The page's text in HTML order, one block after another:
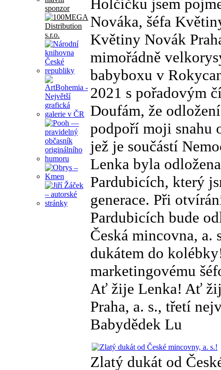
sponzor
Holčičku jsem
Nováka, šéfa
Květiny Novák
mimořádně
babyboxu v
2021 s pořadovým
Doufám, že
podpoří moji snahu
jež je součástí
Lenka byla
Pardubicích, který
generace. Při
Pardubicích bude
Česká mincovna, a.
dukátem do
marketingovému
Ať žije Lenka! Ať
Praha, a. s., třetí
Babydědek Lu
Zlatý dukát od